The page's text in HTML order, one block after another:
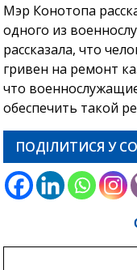
Мэр Конотопа
одного из
рассказала, что
гривен на ремонт
что
обеспечить такой
ПОДІЛИТИСЯ У